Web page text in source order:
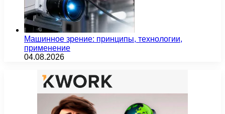
Машинное зрение: принципы, технологии,
применение
04.08.2026